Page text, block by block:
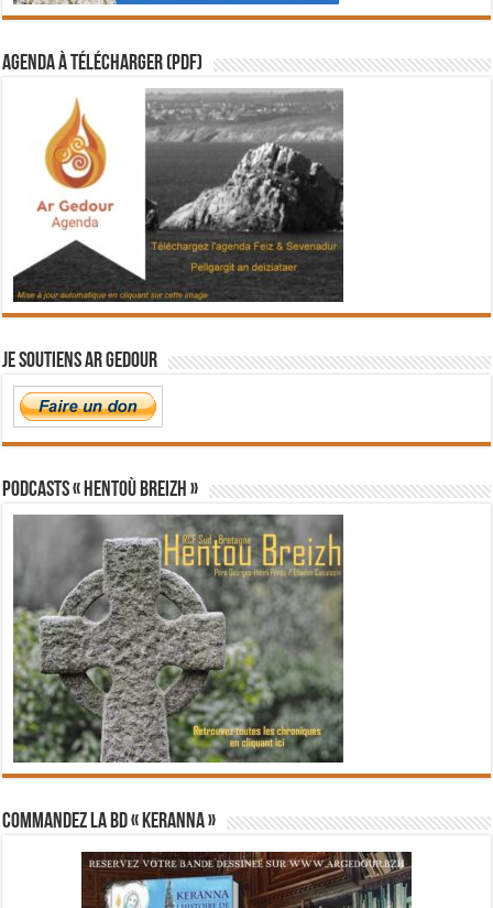
Agenda à télécharger (PDF)
Je soutiens Ar Gedour
PODCASTS « Hentoù Breizh »
Commandez la BD « Keranna »